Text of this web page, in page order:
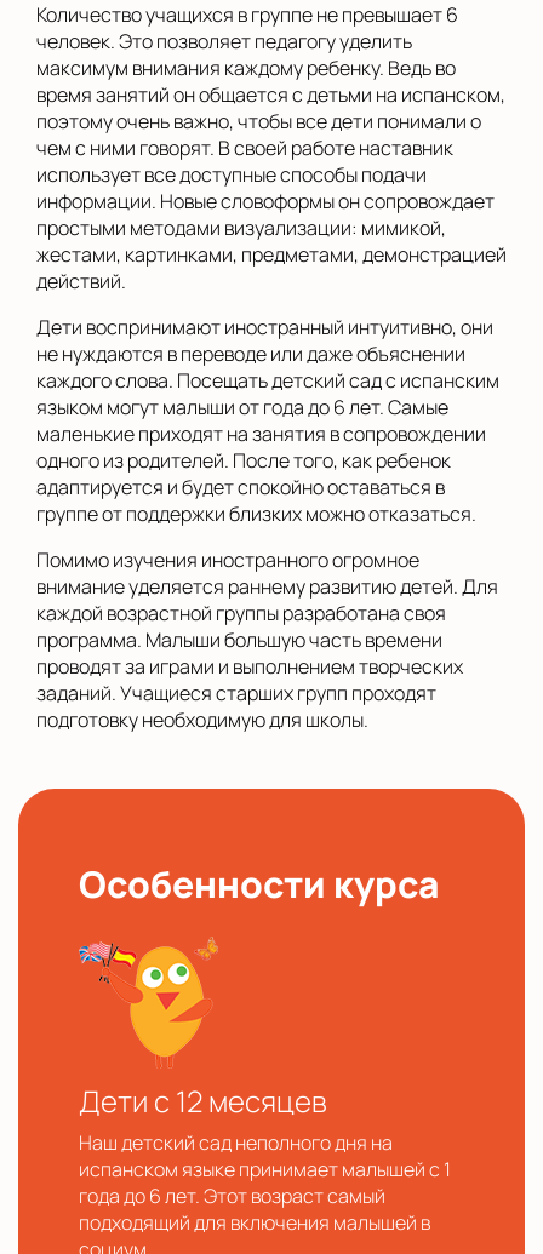
Количество учащихся в группе не превышает 6
человек. Это позволяет педагогу уделить
максимум внимания каждому ребенку. Ведь во
время занятий он общается с детьми на испанском,
поэтому очень важно, чтобы все дети понимали о
чем с ними говорят. В своей работе наставник
использует все доступные способы подачи
информации. Новые словоформы он сопровождает
простыми методами визуализации: мимикой,
жестами, картинками, предметами, демонстрацией
действий.
Дети воспринимают иностранный интуитивно, они
не нуждаются в переводе или даже объяснении
каждого слова. Посещать детский сад с испанским
языком могут малыши от года до 6 лет. Самые
маленькие приходят на занятия в сопровождении
одного из родителей. После того, как ребенок
адаптируется и будет спокойно оставаться в
группе от поддержки близких можно отказаться.
Помимо изучения иностранного огромное
внимание уделяется раннему развитию детей. Для
каждой возрастной группы разработана своя
программа. Малыши большую часть времени
проводят за играми и выполнением творческих
заданий. Учащиеся старших групп проходят
подготовку необходимую для школы.
Особенности курса
Дети с 12 месяцев
Наш детский сад неполного дня на
испанском языке принимает малышей с 1
года до 6 лет. Этот возраст самый
подходящий для включения малышей в